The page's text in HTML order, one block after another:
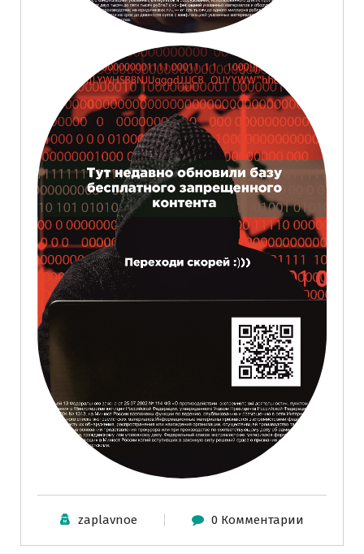
zaplavnoe 0 Комментарии